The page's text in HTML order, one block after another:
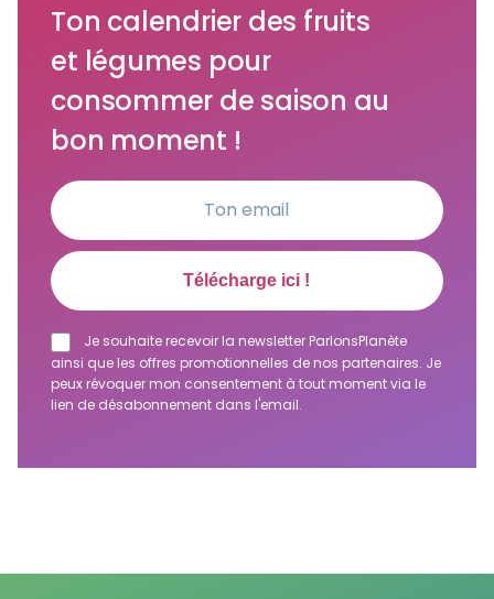
Ton calendrier des fruits
et légumes pour
consommer de saison au
bon moment !
Je souhaite recevoir la newsletter ParlonsPlanète
ainsi que les offres promotionnelles de nos partenaires. Je
peux révoquer mon consentement à tout moment via le
lien de désabonnement dans l'email.